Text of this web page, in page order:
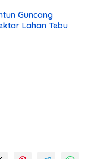
Guncang
Lahan Tebu